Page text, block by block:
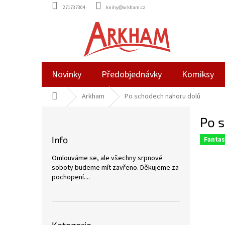
271737304 knihy@arkham.cz
Novinky Předobjednávky Komiksy
Domů Arkham Po schodech nahoru dolů
Info
Omlouváme se, ale všechny srpnové
soboty budeme mít zavřeno. Děkujeme za
pochopení....
Po